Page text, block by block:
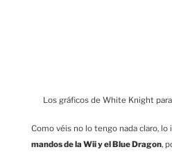
Los gráficos de White Knight
Como véis no lo tengo nada claro, lo
mandos de la Wii y el Blue Dragon,